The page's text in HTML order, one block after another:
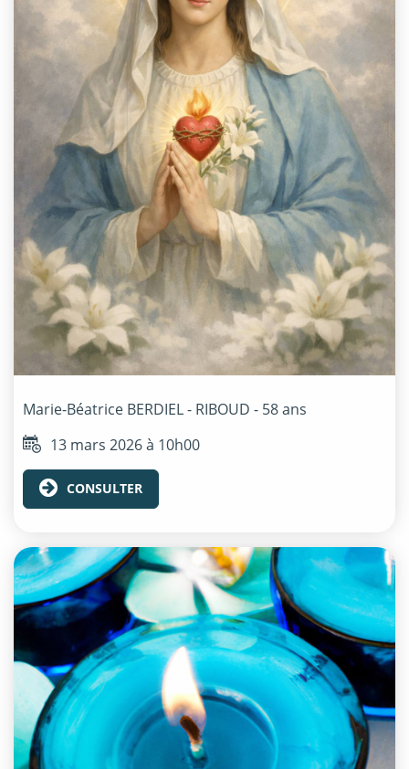
Marie-Béatrice BERDIEL - RIBOUD - 58 ans
13 mars 2026 à 10h00
CONSULTER